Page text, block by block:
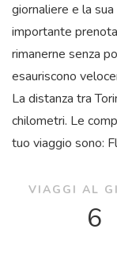
giornaliere e la
importante
rimanerne senza
esauriscono
La distanza tra
chilometri. Le
tuo viaggio sono:
VIAGGI AL
6